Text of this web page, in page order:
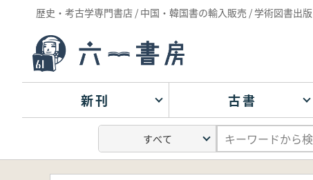
歴史・考古学専門書店 / 中国・韓国書の輸入販売 / 学術図書出版
新刊 古書